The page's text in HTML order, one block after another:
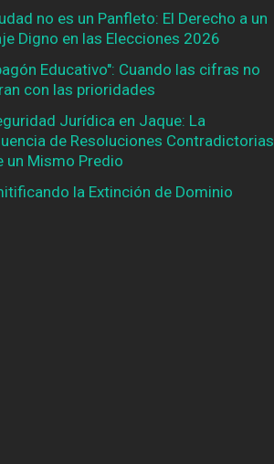
no es un Panfleto: El Derecho a un
Digno en las Elecciones 2026
Educativo": Cuando las cifras no
con las prioridades
Jurídica en Jaque: La
de Resoluciones Contradictorias
un Mismo Predio
la Extinción de Dominio